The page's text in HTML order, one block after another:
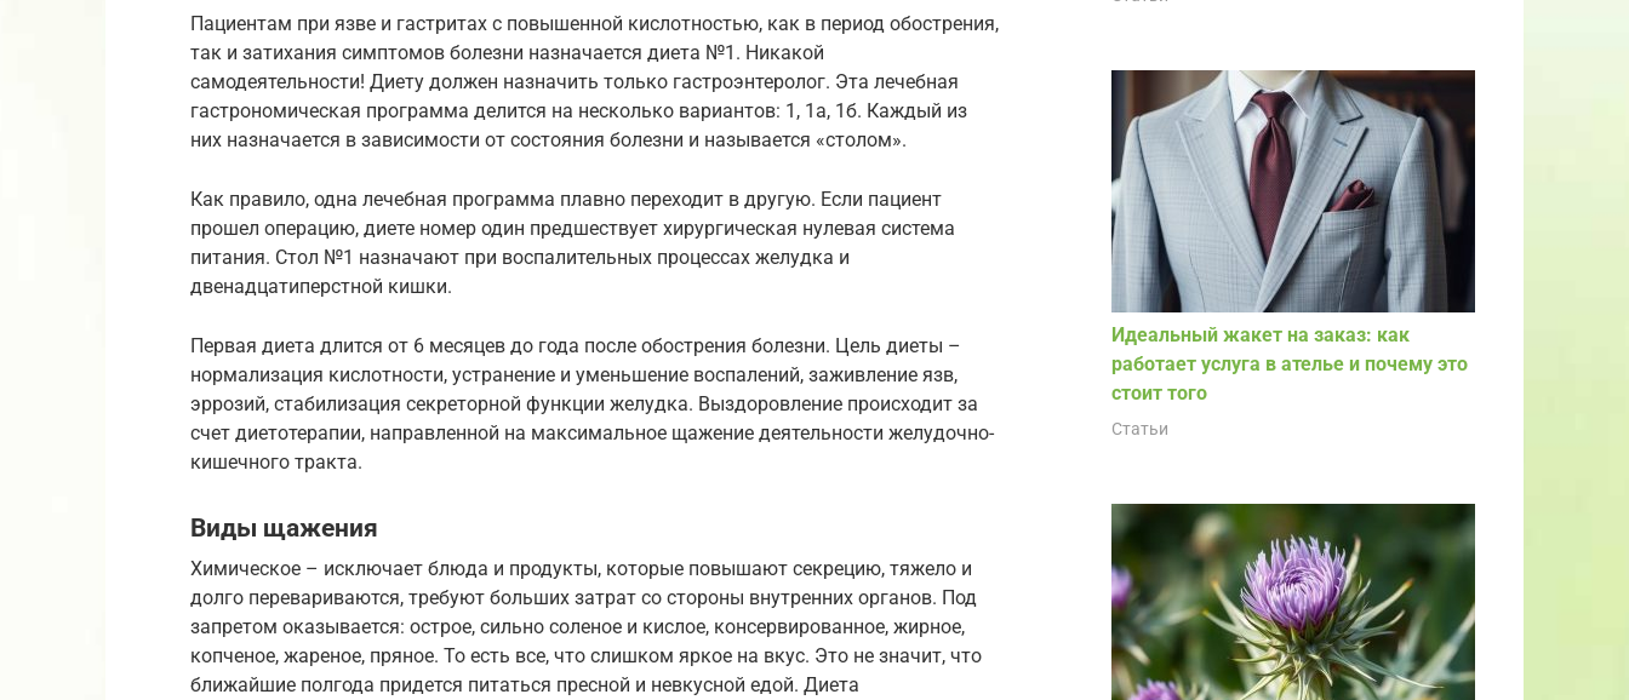
Пациентам при язве и гастритах с повышенной кислотностью, как в период обострения,
так и затихания симптомов болезни назначается диета №1. Никакой
самодеятельности! Диету должен назначить только гастроэнтеролог. Эта лечебная
гастрономическая программа делится на несколько вариантов: 1, 1а, 1б. Каждый из
них назначается в зависимости от состояния болезни и называется «столом».
Как правило, одна лечебная программа плавно переходит в другую. Если пациент
прошел операцию, диете номер один предшествует хирургическая нулевая система
питания. Стол №1 назначают при воспалительных процессах желудка и
двенадцатиперстной кишки.
Первая диета длится от 6 месяцев до года после обострения болезни. Цель диеты –
нормализация кислотности, устранение и уменьшение воспалений, заживление язв,
эррозий, стабилизация секреторной функции желудка. Выздоровление происходит за
счет диетотерапии, направленной на максимальное щажение деятельности желудочно-
кишечного тракта.
Виды щажения
Химическое – исключает блюда и продукты, которые повышают секрецию, тяжело и
долго перевариваются, требуют больших затрат со стороны внутренних органов. Под
запретом оказывается: острое, сильно соленое и кислое, консервированное, жирное,
копченое, жареное, пряное. То есть все, что слишком яркое на вкус. Это не значит, что
ближайшие полгода придется питаться пресной и невкусной едой. Диета
Идеальный жакет на заказ: как
работает услуга в ателье и почему это
стоит того
Статьи